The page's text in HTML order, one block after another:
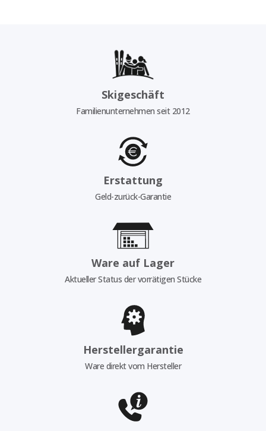
Skigeschäft
Familienunternehmen seit 2012
Erstattung
Geld-zurück-Garantie
Ware auf Lager
Aktueller Status der vorrätigen Stücke
Herstellergarantie
Ware direkt vom Hersteller